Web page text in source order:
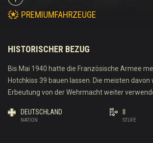
PREMIUMFAHRZEUGE
HISTORISCHER BEZUG
Bis Mai 1940 hatte die Französische Armee
Hotchkiss 39 bauen lassen. Die meisten
Erbeutung von der Wehrmacht weiter
NATION
DEUTSCHLAND
STUFE